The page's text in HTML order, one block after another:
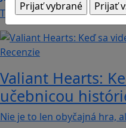
Teta Helena je v rodine
Recenzie
Valiant Hearts:
učebnicou
Nie je to len obyčajná hra,